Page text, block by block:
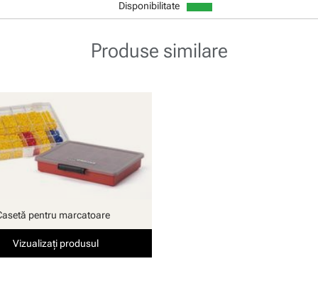
Disponibilitate
Produse similare
pentru marcatoare
Vizualizați produsul